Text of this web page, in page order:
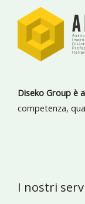
Diseko Group è
competenza,
I nostri